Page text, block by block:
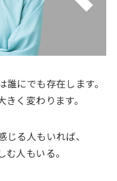
にでも存在します。
く変わります。
じる人もいれば、
人もいる。